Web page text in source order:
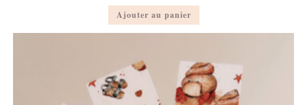
Ajouter au panier